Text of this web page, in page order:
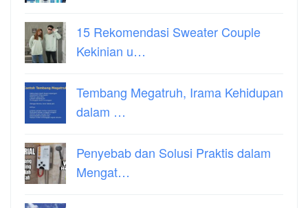
15 Rekomendasi Sweater Couple
Kekinian u…
Tembang Megatruh, Irama Kehidupan
dalam …
Penyebab dan Solusi Praktis dalam
Mengat…